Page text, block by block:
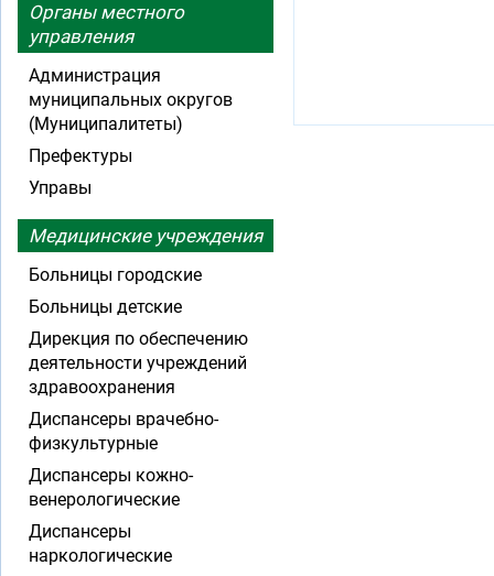
Органы местного
управления
Администрация
муниципальных округов
(Муниципалитеты)
Префектуры
Управы
Медицинские учреждения
Больницы городские
Больницы детские
Дирекция по обеспечению
деятельности учреждений
здравоохранения
Диспансеры врачебно-
физкультурные
Диспансеры кожно-
венерологические
Диспансеры
наркологические